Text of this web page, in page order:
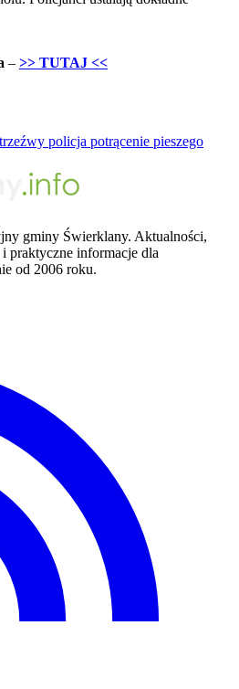
– >> TUTAJ <<
policja potrącenie pieszego
gminy Świerklany. Aktualności,
praktyczne informacje dla
od 2006 roku.